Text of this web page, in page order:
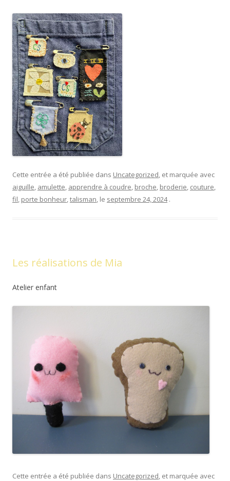
Cette entrée a été publiée dans Uncategorized, et marquée avec
aiguille, amulette, apprendre à coudre, broche, broderie, couture,
fil, porte bonheur,talisman, le septembre 24, 2024 .
Les réalisations de Mia
Atelier enfant
Cette entrée a été publiée dans Uncategorized, et marquée avec